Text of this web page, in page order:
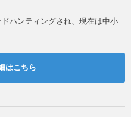
ハンティングされ、現在は中小
はこちら